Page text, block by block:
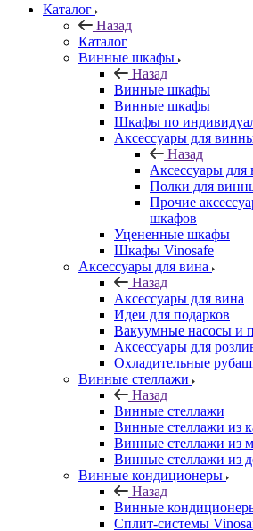
Каталог
Назад
Каталог
Винные шкафы
Назад
Винные шкафы
Винные шкафы
Шкафы по
Аксессуары для
Назад
Аксессуары
Полки для
Прочие
шкафов
Уцененные шкафы
Шкафы Vinosafe
Аксессуары для вина
Назад
Аксессуары для вина
Идеи для подарков
Вакуумные насосы и
Аксессуары для
Охладительные
Винные стеллажи
Назад
Винные стеллажи
Винные стеллажи из
Винные стеллажи из
Винные стеллажи из
Винные кондиционеры
Назад
Винные
Сплит-системы